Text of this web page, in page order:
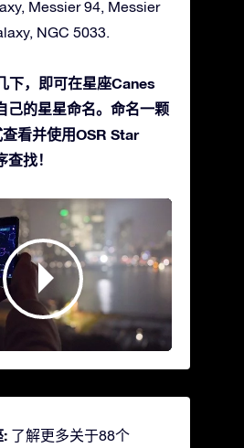
Messier 94, Messier
NGC 5033.
下，即可在星座Canes
己的星星命名。命名一颗
看并使用OSR Star
找！
: 了解更多关于88个